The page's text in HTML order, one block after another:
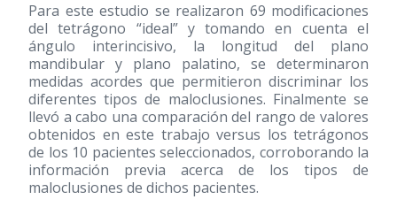
Para este estudio se realizaron 69 modificaciones
del tetrágono “ideal” y tomando en cuenta el
ángulo interincisivo, la longitud del plano
mandibular y plano palatino, se determinaron
medidas acordes que permitieron discriminar los
diferentes tipos de maloclusiones. Finalmente se
llevó a cabo una comparación del rango de valores
obtenidos en este trabajo versus los tetrágonos
de los 10 pacientes seleccionados, corroborando la
información previa acerca de los tipos de
maloclusiones de dichos pacientes.